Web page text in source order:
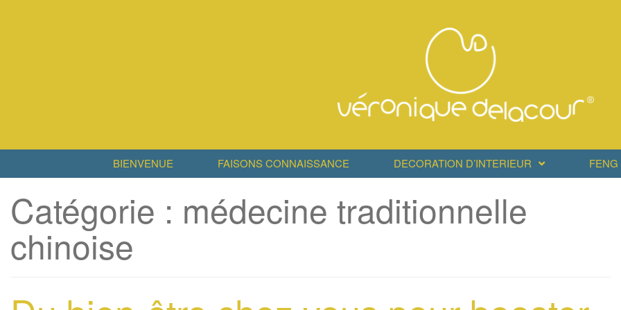
BIENVENUE FAISONS CONNAISSANCE DECORATION D’INTERIEUR FENG
Catégorie : médecine traditionnelle
chinoise